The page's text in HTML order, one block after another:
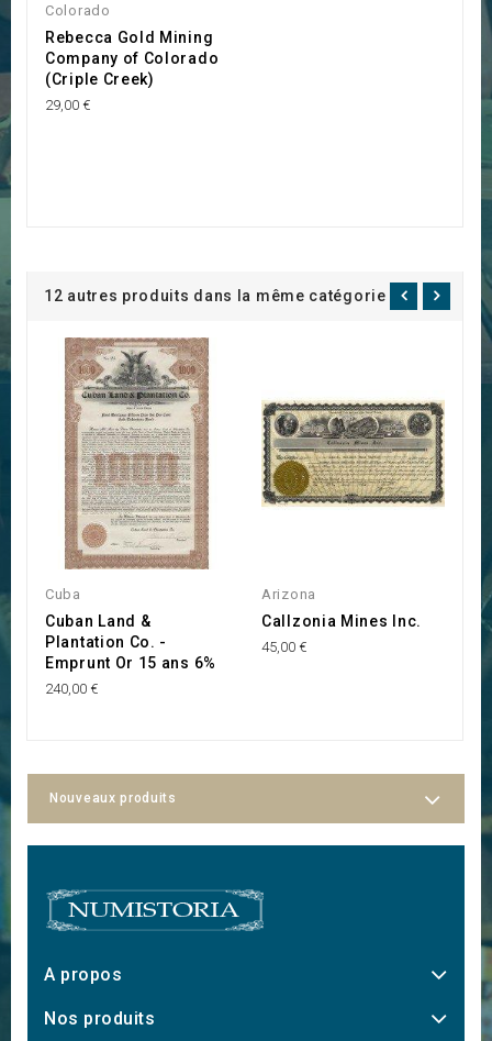
Colorado
Rebecca Gold Mining
Company of Colorado
(Criple Creek)
29,00 €
12 autres produits dans la même catégorie :
Cuba
Cuban Land &
Plantation Co. -
Emprunt Or 15 ans 6%
240,00 €
Arizona
Callzonia Mines Inc.
45,00 €
Nouveaux produits
A propos
Nos produits